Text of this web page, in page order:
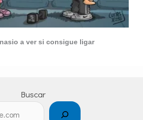
a ver si consigue ligar
Buscar